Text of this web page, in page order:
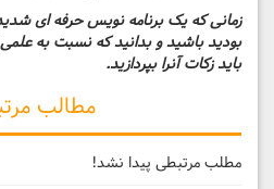
زمانی که یک برنامه نویس حرفه ای
بودید باشید و بدانید که نسبت به علمی
باید زکات آنرا بپردازید.
مطالب
مطلب مرتبطی پیدا نشد!